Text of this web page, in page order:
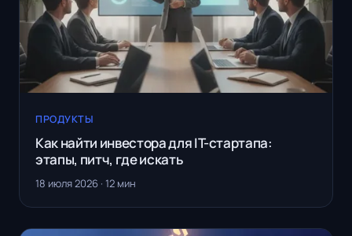
ПРОДУКТЫ
Как найти инвестора для IT-стартапа:
этапы, питч, где искать
18 июля 2026 · 12 мин